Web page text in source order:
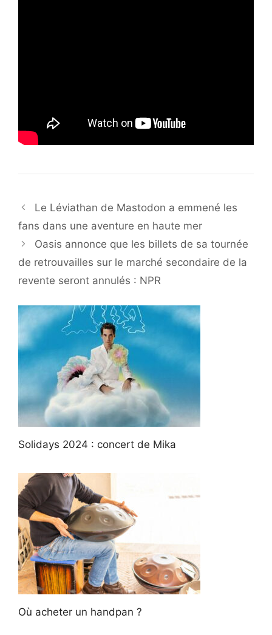
Le Léviathan de Mastodon a emmené les
fans dans une aventure en haute mer
Oasis annonce que les billets de sa tournée
de retrouvailles sur le marché secondaire de la
revente seront annulés : NPR
Solidays 2024 : concert de Mika
Où acheter un handpan ?